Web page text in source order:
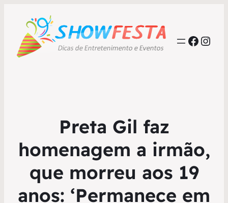
Preta Gil faz
homenagem a irmão,
que morreu aos 19
anos: ‘Permanece em